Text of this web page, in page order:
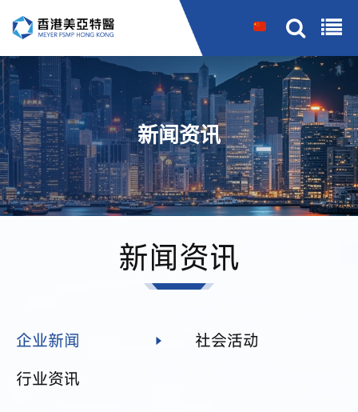
搜索
新闻资讯
新闻资讯
企业新闻
社会活动
行业资讯